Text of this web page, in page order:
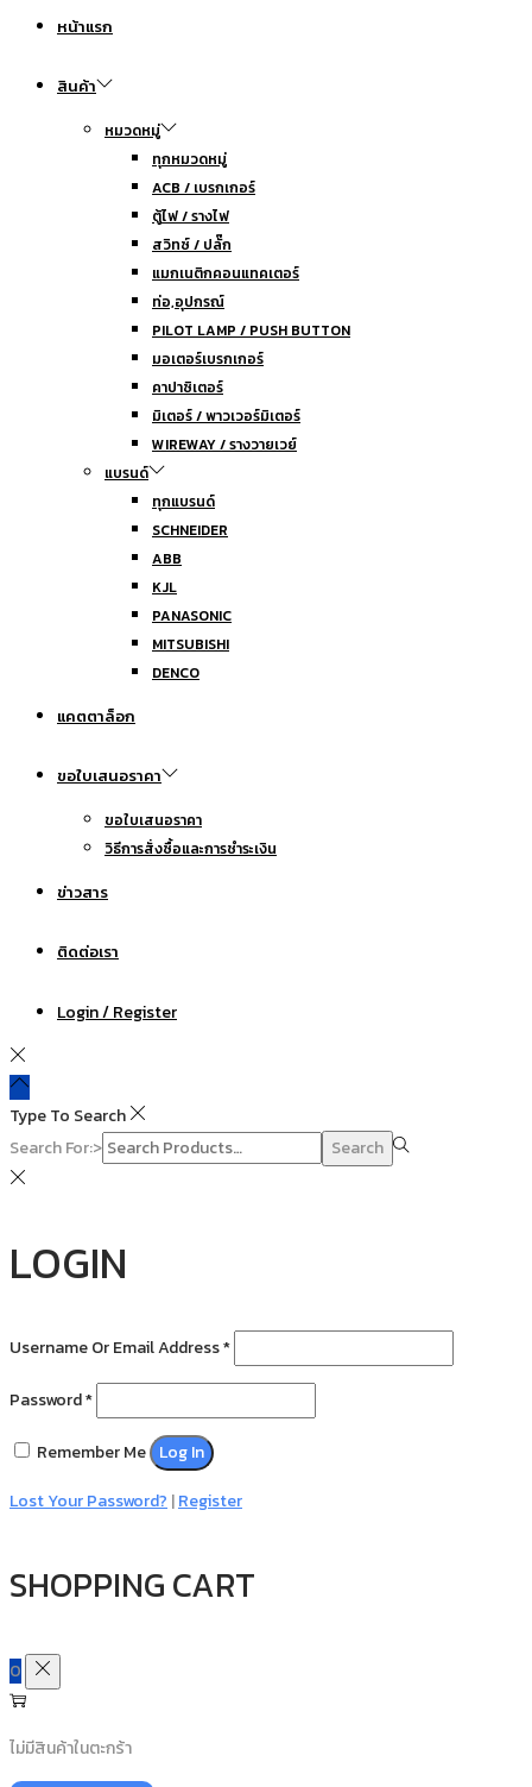
หน้าแรก
สินค้า
หมวดหมู่
ทุกหมวดหมู่
ACB / เบรกเกอร์
ตู้ไฟ / รางไฟ
สวิทซ์ / ปลั๊ก
แมกเนติกคอนแทคเตอร์
ท่อ,อุปกรณ์
PILOT LAMP / PUSH BUTTON
มอเตอร์เบรกเกอร์
คาปาซิเตอร์
มิเตอร์ / พาวเวอร์มิเตอร์
WIREWAY / รางวายเวย์
แบรนด์
ทุกแบรนด์
SCHNEIDER
ABB
KJL
PANASONIC
MITSUBISHI
DENCO
แคตตาล็อก
ขอใบเสนอราคา
ขอใบเสนอราคา
วิธีการสั่งซื้อและการชำระเงิน
ข่าวสาร
ติดต่อเรา
Login / Register
Type To Search
Search For:>
Search
LOGIN
Username Or Email Address*
Password*
Remember Me Log In
Lost Your Password? |Register
SHOPPING CART
0
ไม่มีสินค้าในตะกร้า